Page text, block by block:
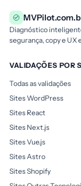
Diagnóstico
segurança, copy e UX
VALIDAÇÕES POR
Todas as validações
Sites WordPress
Sites React
Sites Next.js
Sites Vue.js
Sites Astro
Sites Shopify